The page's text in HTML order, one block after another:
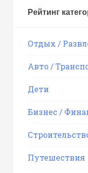
Рейтинг
Отдых /
Авто /
Дети
Бизнес /
Путешествия